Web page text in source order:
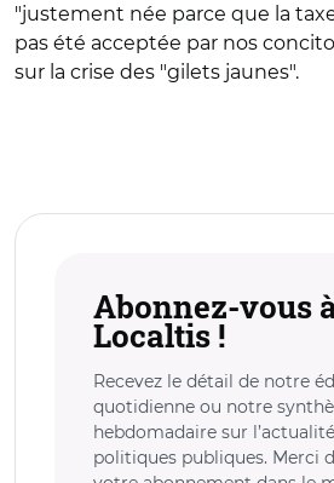
"justement née parce que la
pas été acceptée par nos
sur la crise des "gilets jaunes".
Abonnez-vous
Localtis !
Recevez le détail de notre
quotidienne ou notre
hebdomadaire sur
politiques publiques. Merci